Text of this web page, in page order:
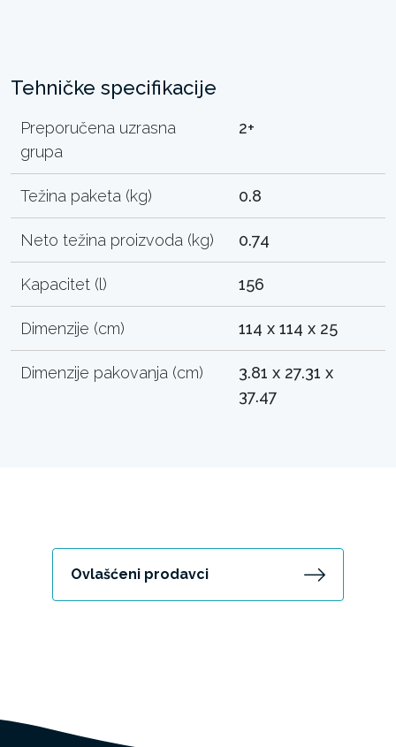
Tehničke specifikacije
Preporučena uzrasna
grupa
2+
Težina paketa (kg) 0.8
Neto težina proizvoda (kg) 0.74
Kapacitet (l) 156
Dimenzije (cm) 114 x 114 x 25
Dimenzije pakovanja (cm)
3.81 x 27.31 x
37.47
Ovlašćeni prodavci